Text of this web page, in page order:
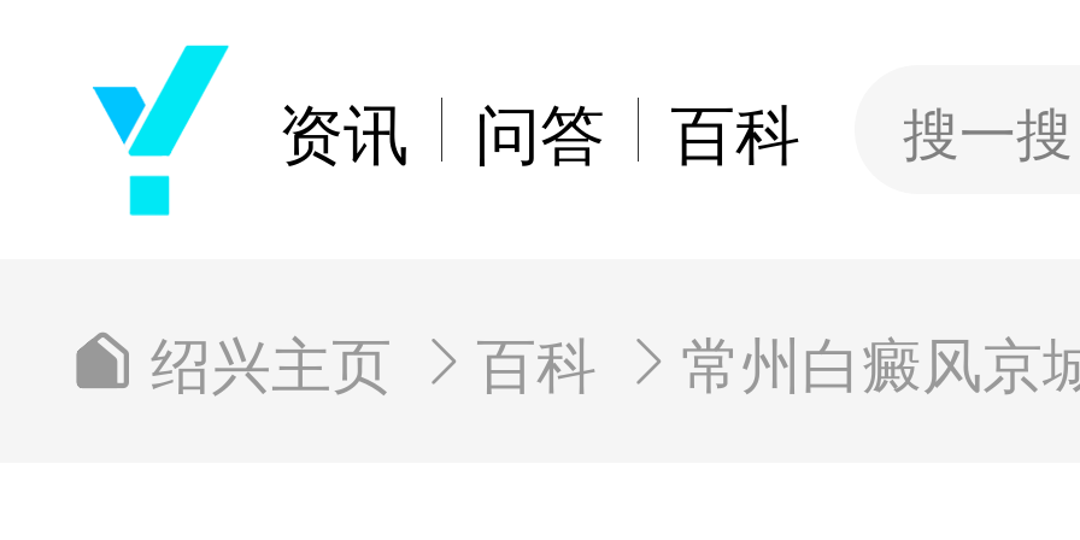
资讯 问答 百科 搜一搜
绍兴主页 百科 常州白癜风京